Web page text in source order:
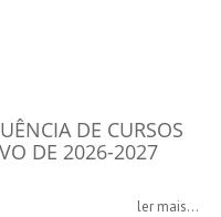
DE CURSOS
DE 2026-2027
ler mais...